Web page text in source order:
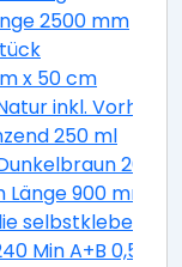
2500 mm
x 50 cm
inkl.
250 ml
200
900 mm
selbstklebend
Min A+B 0,5 kg